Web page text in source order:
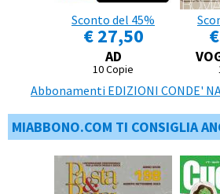
Sconto del 45%
€ 27,50
AD
10 Copie
Abbonamenti EDIZIONI CONDE'
MIABBONO.COM TI CONSIGLIA